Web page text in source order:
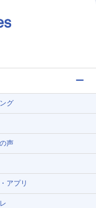
グ
声
アプリ